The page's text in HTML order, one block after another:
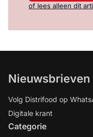
of lees alleen dit
Nieuwsbrieven
Volg Distrifood op
Digitale krant
Categorie